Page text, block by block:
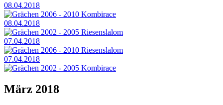
08.04.2018
Grächen 2006 - 2010 Kombirace
08.04.2018
Grächen 2002 - 2005 Riesenslalom
07.04.2018
Grächen 2006 - 2010 Riesenslalom
07.04.2018
Grächen 2002 - 2005 Kombirace
März 2018